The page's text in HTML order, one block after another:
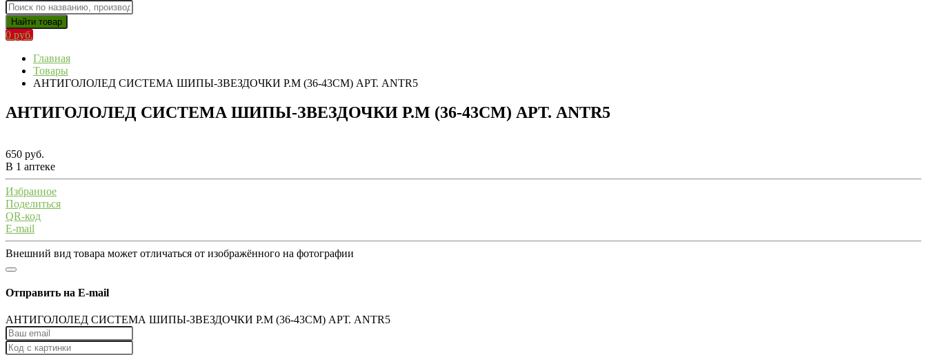
Найти товар
0 руб.
Главная
Товары
АНТИГОЛОЛЕД СИСТЕМА ШИПЫ-ЗВЕЗДОЧКИ Р.М (36-43СМ) АРТ. ANTR5
АНТИГОЛОЛЕД СИСТЕМА ШИПЫ-ЗВЕЗДОЧКИ Р.М (36-43СМ) АРТ. ANTR5
650 руб.
В 1 аптеке
Избранное
Поделиться
QR-код
E-mail
Внешний вид товара может отличаться от изображённого на фотографии
Отправить на E-mail
АНТИГОЛОЛЕД СИСТЕМА ШИПЫ-ЗВЕЗДОЧКИ Р.М (36-43СМ) АРТ. ANTR5